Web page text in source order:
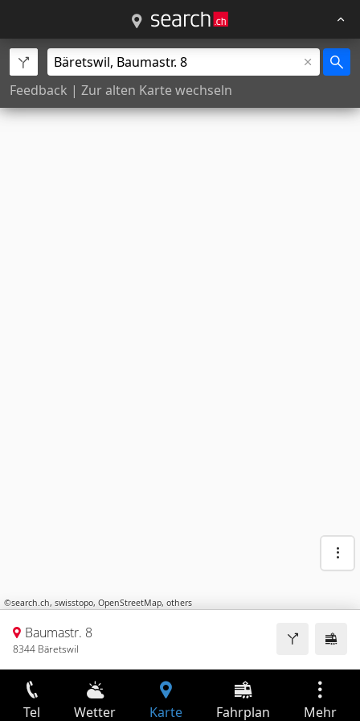
Feedback | Zur alten Karte wechseln
©search.ch, swisstopo, OpenStreetMap, others
Baumastr. 8
8344 Bäretswil
Tel Wetter Karte Fahrplan Mehr